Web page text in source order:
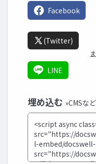
Facebook
(Twitter)
LINE
埋め込む »CMSな